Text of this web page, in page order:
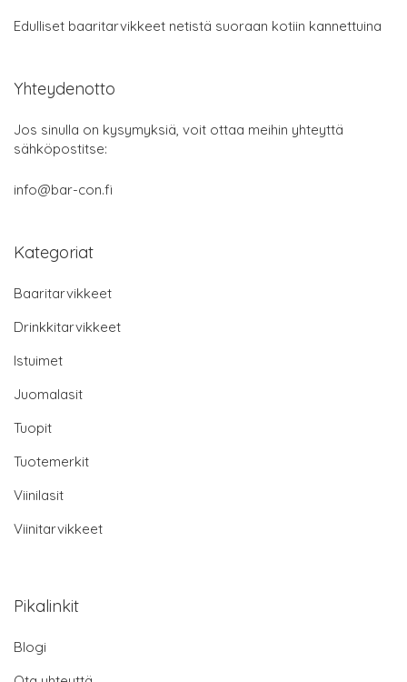
Edulliset baaritarvikkeet netistä suoraan kotiin kannettuina
Yhteydenotto
Jos sinulla on kysymyksiä, voit ottaa meihin yhteyttä
sähköpostitse:
info@bar-con.fi
Kategoriat
Baaritarvikkeet
Drinkkitarvikkeet
Istuimet
Juomalasit
Tuopit
Tuotemerkit
Viinilasit
Viinitarvikkeet
Pikalinkit
Blogi